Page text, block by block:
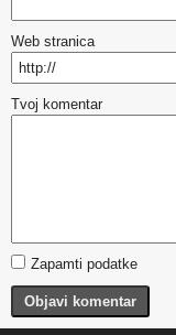
Web stranica
Tvoj komentar
Zapamti podatke
Objavi komentar